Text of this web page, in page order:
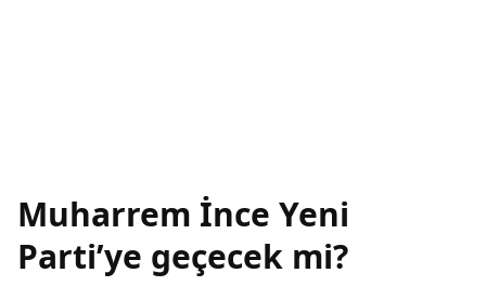
Muharrem İnce Yeni
Parti’ye geçecek mi?